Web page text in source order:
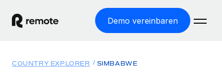
Demo vereinbaren
COUNTRY EXPLORER SIMBABWE